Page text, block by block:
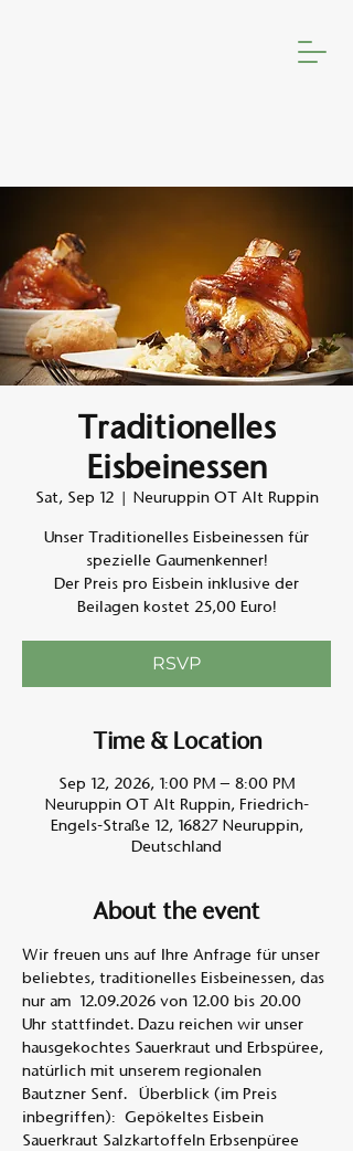
Traditionelles
Eisbeinessen
Sat, Sep 12
  |
Neuruppin OT Alt Ruppin
Unser Traditionelles Eisbeinessen für
spezielle Gaumenkenner!
Der Preis pro Eisbein inklusive der
Beilagen kostet 25,00 Euro!
RSVP
Time & Location
Sep 12, 2026, 1:00 PM – 8:00 PM
Neuruppin OT Alt Ruppin, Friedrich-
Engels-Straße 12, 16827 Neuruppin,
Deutschland
About the event
Wir freuen uns auf Ihre Anfrage für unser
beliebtes, traditionelles Eisbeinessen, das
nur am  12.09.2026 von 12.00 bis 20.00
Uhr stattfindet. Dazu reichen wir unser
hausgekochtes Sauerkraut und Erbspüree,
natürlich mit unserem regionalen
Bautzner Senf.  Überblick (im Preis
inbegriffen):  Gepökeltes Eisbein
Sauerkraut Salzkartoffeln Erbsenpüree